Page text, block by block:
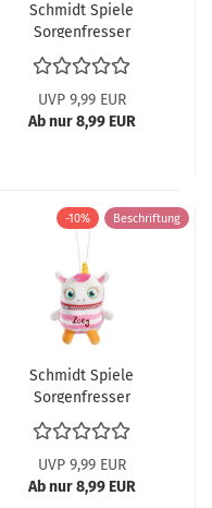
Schmidt Spiele
Sorgenfresser
Anhänger Sharko 42674
UVP 9,99 EUR
Ab nur 8,99 EUR
-10% Beschriftung
Schmidt Spiele
Sorgenfresser
Anhänger Twixi 42675
UVP 9,99 EUR
Ab nur 8,99 EUR